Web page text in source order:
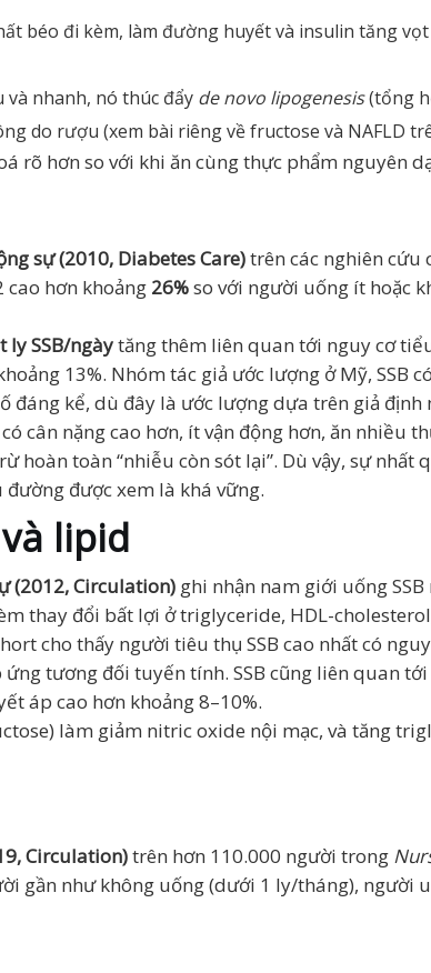
béo đi kèm, làm đường huyết và insulin tăng
và nhanh, nó thúc đẩy de novo lipogenesis(tổng
do rượu (xem bài riêng về fructose và NAFLD
rõ hơn so với khi ăn cùng thực phẩm nguyên
sự (2010, Diabetes Care)trên các nghiên cứu
cao hơn khoảng 26%so với người uống ít hoặc
ly SSB/ngàytăng thêm liên quan tới nguy cơ
13%. Nhóm tác giả ước lượng ở Mỹ, SSB
kể, dù đây là ước lượng dựa trên giả định
cân nặng cao hơn, ít vận động hơn, ăn nhiều
hoàn toàn “nhiễu còn sót lại”. Dù vậy, sự nhất
được xem là khá vững.
lipid
(2012, Circulation) ghi nhận nam giới uống
thay đổi bất lợi ở triglyceride, HDL-
cho thấy người tiêu thụ SSB cao nhất có
tương đối tuyến tính. SSB cũng liên quan
áp cao hơn khoảng 8–10%.
làm giảm nitric oxide nội mạc, và tăng
Circulation)trên hơn 110.000 người trong
gần như không uống (dưới 1 ly/tháng), người